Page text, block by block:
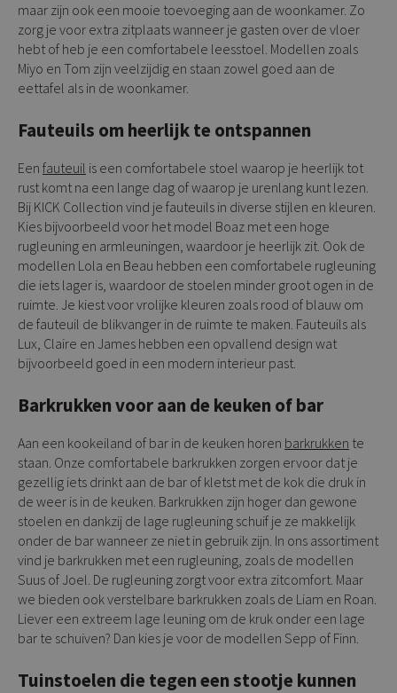
maar zijn ook een mooie toevoeging aan de woonkamer. Zo
zorg je voor extra zitplaats wanneer je gasten over de vloer
hebt of heb je een comfortabele leesstoel. Modellen zoals
Miyo en Tom zijn veelzijdig en staan zowel goed aan de
eettafel als in de woonkamer.
Fauteuils om heerlijk te ontspannen
Een fauteuil is een comfortabele stoel waarop je heerlijk tot
rust komt na een lange dag of waarop je urenlang kunt lezen.
Bij KICK Collection vind je fauteuils in diverse stijlen en kleuren.
Kies bijvoorbeeld voor het model Boaz met een hoge
rugleuning en armleuningen, waardoor je heerlijk zit. Ook de
modellen Lola en Beau hebben een comfortabele rugleuning
die iets lager is, waardoor de stoelen minder groot ogen in de
ruimte. Je kiest voor vrolijke kleuren zoals rood of blauw om
de fauteuil de blikvanger in de ruimte te maken. Fauteuils als
Lux, Claire en James hebben een opvallend design wat
bijvoorbeeld goed in een modern interieur past.
Barkrukken voor aan de keuken of bar
Aan een kookeiland of bar in de keuken horen barkrukken te
staan. Onze comfortabele barkrukken zorgen ervoor dat je
gezellig iets drinkt aan de bar of kletst met de kok die druk in
de weer is in de keuken. Barkrukken zijn hoger dan gewone
stoelen en dankzij de lage rugleuning schuif je ze makkelijk
onder de bar wanneer ze niet in gebruik zijn. In ons assortiment
vind je barkrukken met een rugleuning, zoals de modellen
Suus of Joel. De rugleuning zorgt voor extra zitcomfort. Maar
we bieden ook verstelbare barkrukken zoals de Liam en Roan.
Liever een extreem lage leuning om de kruk onder een lage
bar te schuiven? Dan kies je voor de modellen Sepp of Finn.
Tuinstoelen die tegen een stootje kunnen